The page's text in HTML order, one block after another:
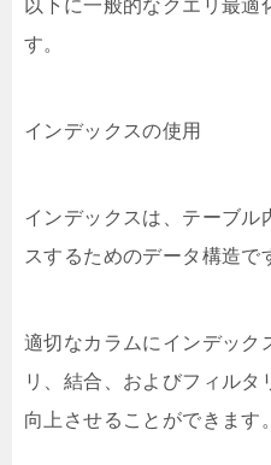
以下に一般的なクエリ最適
す。
インデックスの使用
インデックスは、テーブル
スするためのデータ構造で
適切なカラムにインデック
リ、結合、およびフィルタ
向上させることができます。